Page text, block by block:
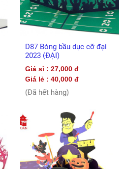
D87 Bóng bầu dục cỡ đại
2023 (ĐẠI)
Giá sỉ : 27,000 đ
Giá lẻ : 40,000 đ
(Đã hết hàng)